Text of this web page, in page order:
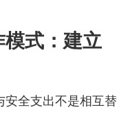
模式：建立
安全支出不是相互替